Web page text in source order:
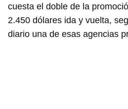
cuesta el doble de la
2.450 dólares ida y vuelta,
diario una de esas agencias